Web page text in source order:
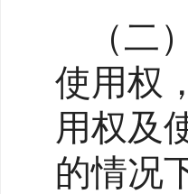
（
使用权
用权及
的情况